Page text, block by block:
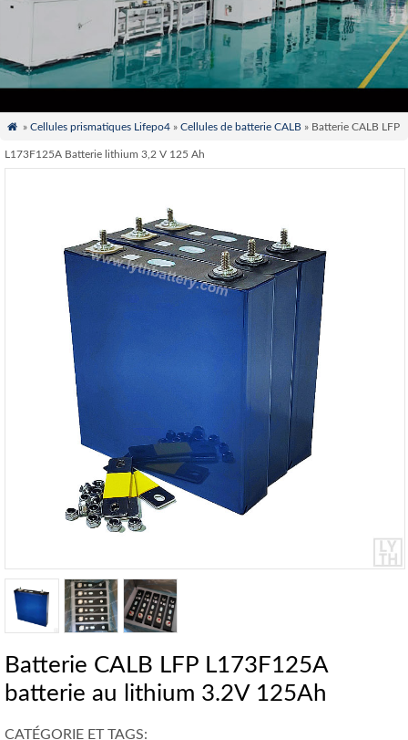
 » Cellules prismatiques Lifepo4» Cellules de batterie CALB» Batterie CALB LFP
L173F125A Batterie lithium 3,2 V 125 Ah
Batterie CALB LFP L173F125A
batterie au lithium 3.2V 125Ah
CATÉGORIE ET ​​TAGS: